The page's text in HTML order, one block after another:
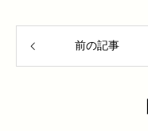
前の記事